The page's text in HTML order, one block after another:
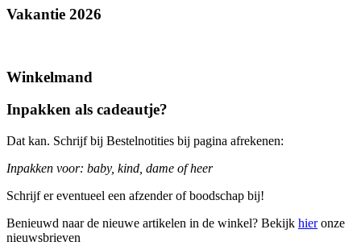
Vakantie 2026
Winkelmand
Inpakken als cadeautje?
Dat kan. Schrijf bij Bestelnotities bij pagina afrekenen:
Inpakken voor: baby, kind, dame of heer
Schrijf er eventueel een afzender of boodschap bij!
Benieuwd naar de nieuwe artikelen in de winkel? Bekijk hieronze
nieuwsbrieven